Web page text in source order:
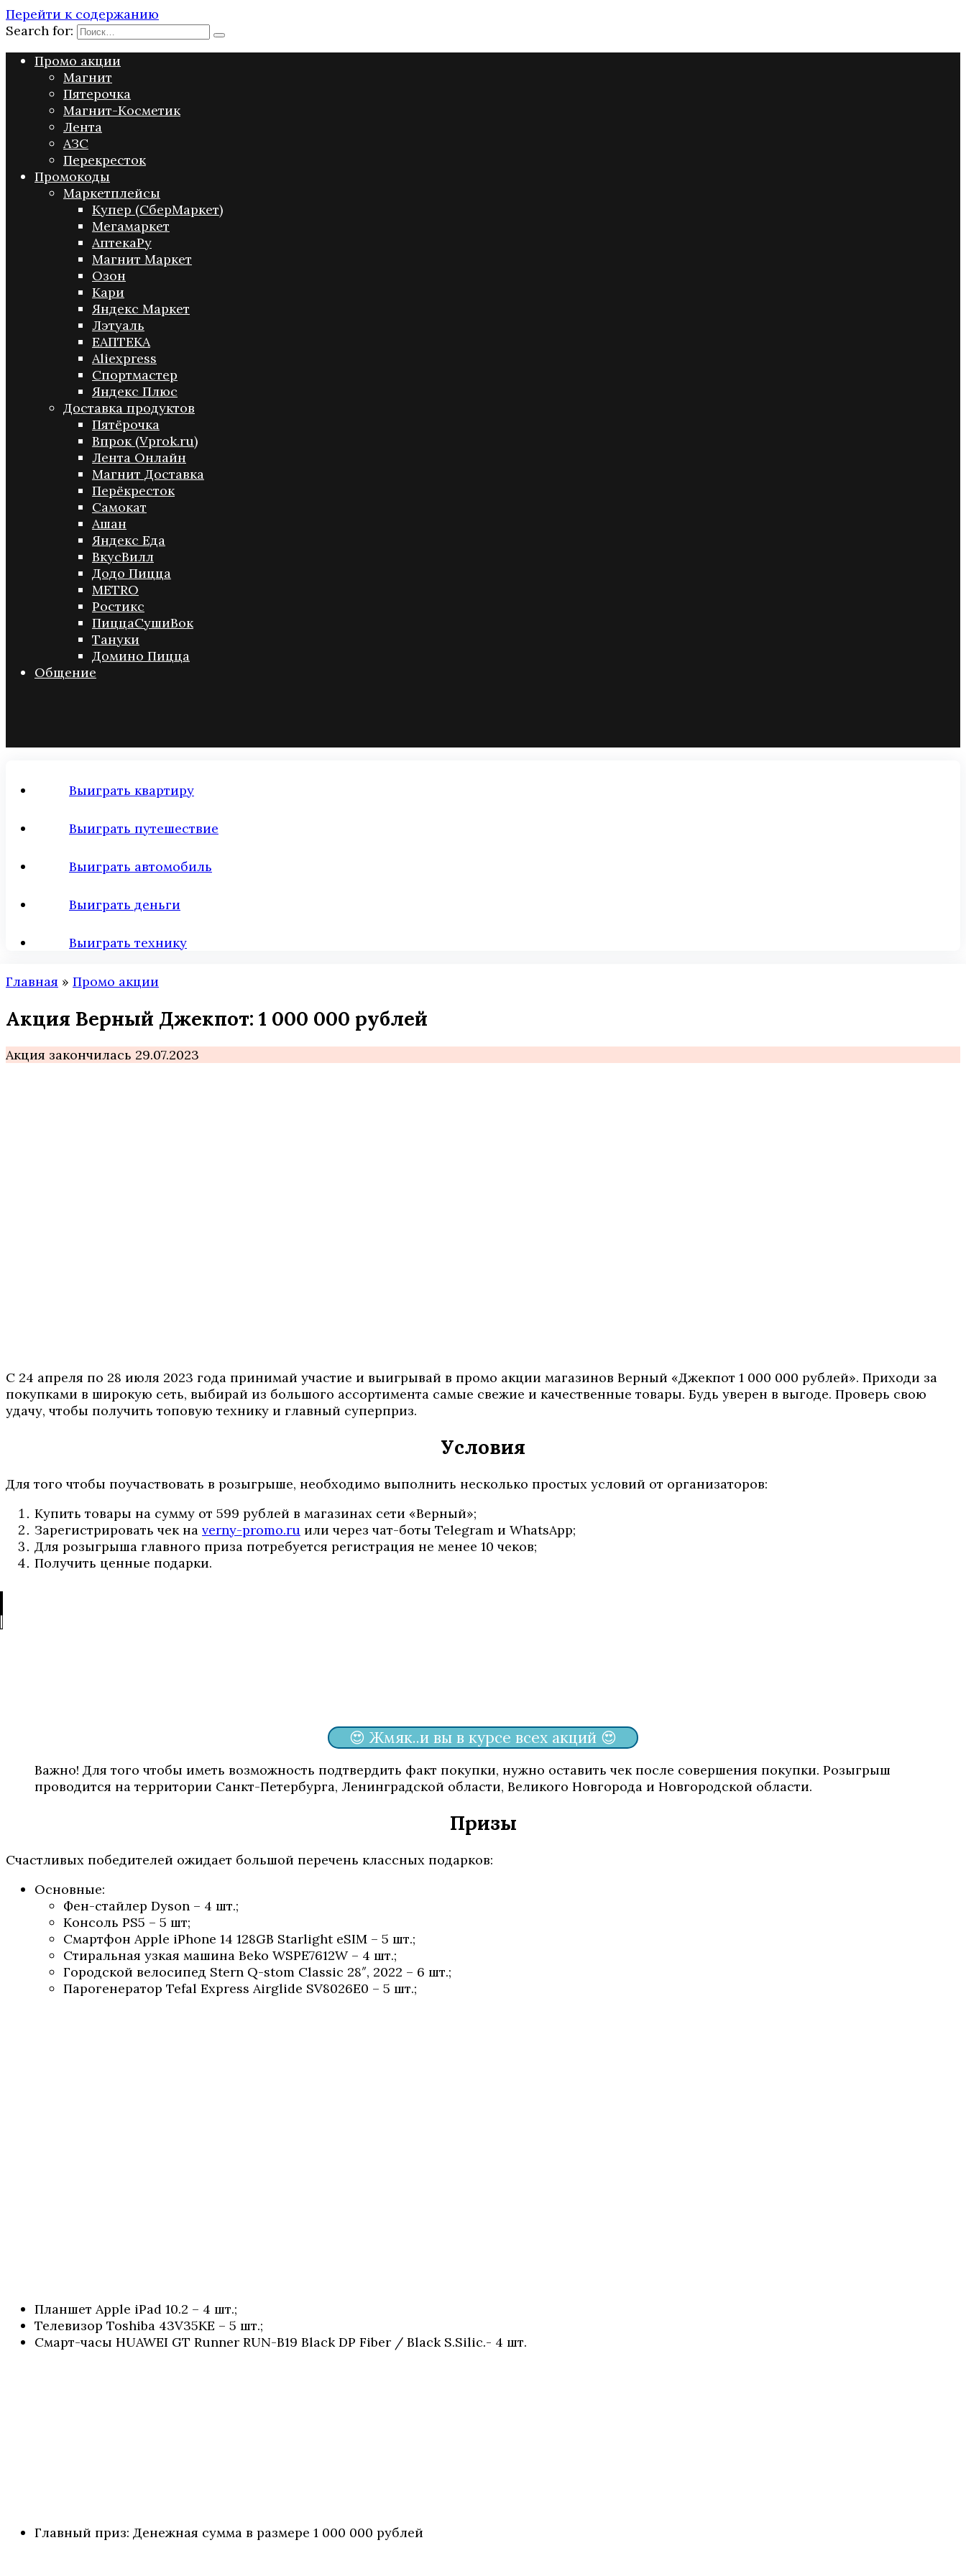
Перейти к содержанию
Search for:
Промо акции
Магнит
Пятерочка
Магнит-Косметик
Лента
АЗС
Перекресток
Промокоды
Маркетплейсы
Купер (СберМаркет)
Мегамаркет
АптекаРу
Магнит Маркет
Озон
Кари
Яндекс Маркет
Лэтуаль
ЕАПТЕКА
Aliexpress
Спортмастер
Яндекс Плюс
Доставка продуктов
Пятёрочка
Впрок (Vprok.ru)
Лента Онлайн
Магнит Доставка
Перёкресток
Самокат
Ашан
Яндекс Еда
ВкусВилл
Додо Пицца
METRO
Ростикс
ПиццаСушиВок
Тануки
Домино Пицца
Общение
Выиграть квартиру
Выиграть путешествие
Выиграть автомобиль
Выиграть деньги
Выиграть технику
Главная » Промо акции
Акция Верный Джекпот: 1 000 000 рублей
Акция закончилась 29.07.2023
С 24 апреля по 28 июля 2023 года принимай участие и выигрывай в промо акции магазинов Верный «Джекпот 1 000 000 рублей». Приходи за
покупками в широкую сеть, выбирай из большого ассортимента самые свежие и качественные товары. Будь уверен в выгоде. Проверь свою
удачу, чтобы получить топовую технику и главный суперприз.
Условия
Для того чтобы поучаствовать в розыгрыше, необходимо выполнить несколько простых условий от организаторов:
Купить товары на сумму от 599 рублей в магазинах сети «Верный»;
Зарегистрировать чек на verny-promo.ru или через чат-боты Telegram и WhatsApp;
Для розыгрыша главного приза потребуется регистрация не менее 10 чеков;
Получить ценные подарки.
😍 Жмяк..и вы в курсе всех акций 😍
Важно! Для того чтобы иметь возможность подтвердить факт покупки, нужно оставить чек после совершения покупки. Розыгрыш
проводится на территории Санкт-Петербурга, Ленинградской области, Великого Новгорода и Новгородской области.
Призы
Счастливых победителей ожидает большой перечень классных подарков:
Основные:
Фен-стайлер Dyson – 4 шт.;
Консоль PS5 – 5 шт;
Смартфон Apple iPhone 14 128GB Starlight eSIM – 5 шт.;
Стиральная узкая машина Beko WSPE7612W – 4 шт.;
Городской велосипед Stern Q-stom Classic 28″, 2022 – 6 шт.;
Парогенератор Tefal Express Airglide SV8026E0 – 5 шт.;
Планшет Apple iPad 10.2 – 4 шт.;
Телевизор Toshiba 43V35KE – 5 шт.;
Смарт-часы HUAWEI GT Runner RUN-B19 Black DP Fiber / Black S.Silic.- 4 шт.
Главный приз: Денежная сумма в размере 1 000 000 рублей